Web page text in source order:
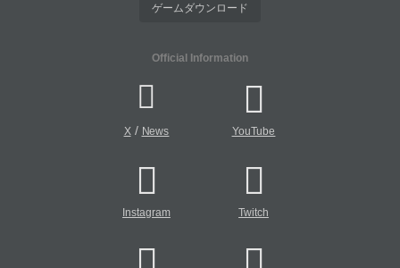
ゲームダウンロード
Official Information
X/ News YouTube
Instagram Twitch